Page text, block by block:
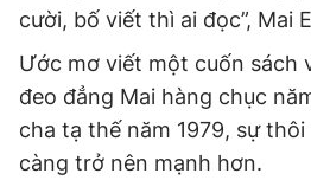
cười, bố viết thì ai đọc”, Mai
Ước mơ viết một cuốn sách
đeo đẳng Mai hàng chục
cha tạ thế năm 1979, sự
càng trở nên mạnh hơn.